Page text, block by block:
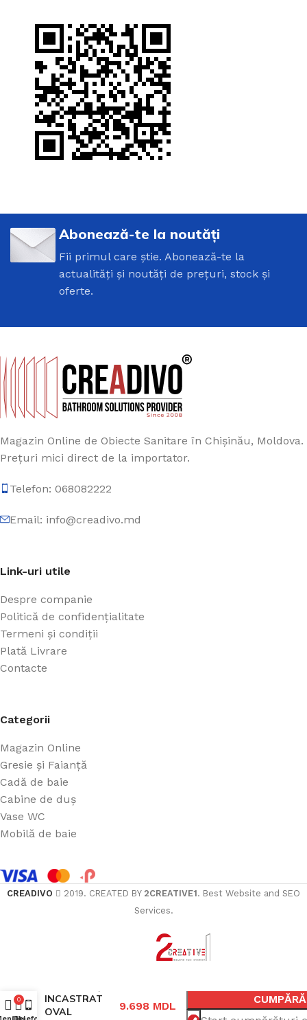
Abonează-te la noutăți
Fii primul care știe. Abonează-te la
actualități și noutăți de prețuri, stock și
oferte.
Magazin Online de Obiecte Sanitare în Chișinău, Moldova.
Prețuri mici direct de la importator.
Telefon: 068082222
Email: info@creadivo.md
Link-uri utile
Despre companie
Politică de confidențialitate
Termeni și condiții
Plată Livrare
Contacte
Categorii
Magazin Online
Gresie și Faianță
Cadă de baie
Cabine de duș
Vase WC
Mobilă de baie
CREADIVO 2019. CREATED BY 2CREATIVE1. Best Website and SEO
Services.
INCASTRAT
OVAL
9.698 MDL
CUMPĂRĂ
0